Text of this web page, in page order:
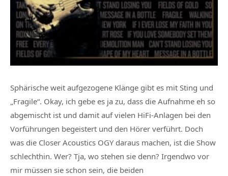
Sphärische weit aufgezogene Klänge gibt es mit Sting und
„Fragile“. Okay, ich gebe es ja zu, dass die Aufnahme eh so
abgemischt ist und damit auf vielen HiFi-Anlagen bei den
Vorführungen begeistert und den Hörer verführt. Doch
was die Closer Acoustics OGY daraus machen, ist die Show
schlechthin. Wer? Tja, wo stehen sie denn? Irgendwo vor
mir müssen sie schon sein, die beiden